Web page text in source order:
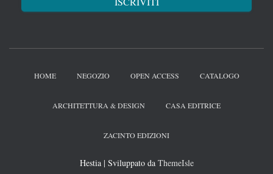
HOME NEGOZIO OPEN ACCESS CATALOGO
ARCHITETTURA & DESIGN CASA EDITRICE
ZACINTO EDIZIONI
Hestia | Sviluppato da ThemeIsle